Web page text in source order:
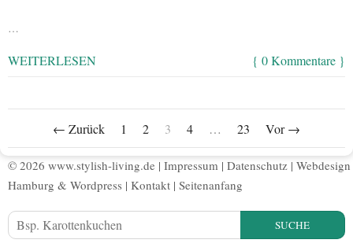
…
WEITERLESEN { 0 Kommentare }
← Zurück 1 2 3 4 … 23 Vor →
© 2026 www.stylish-living.de | Impressum | Datenschutz | Webdesign
Hamburg & Wordpress | Kontakt | Seitenanfang
SUCHE